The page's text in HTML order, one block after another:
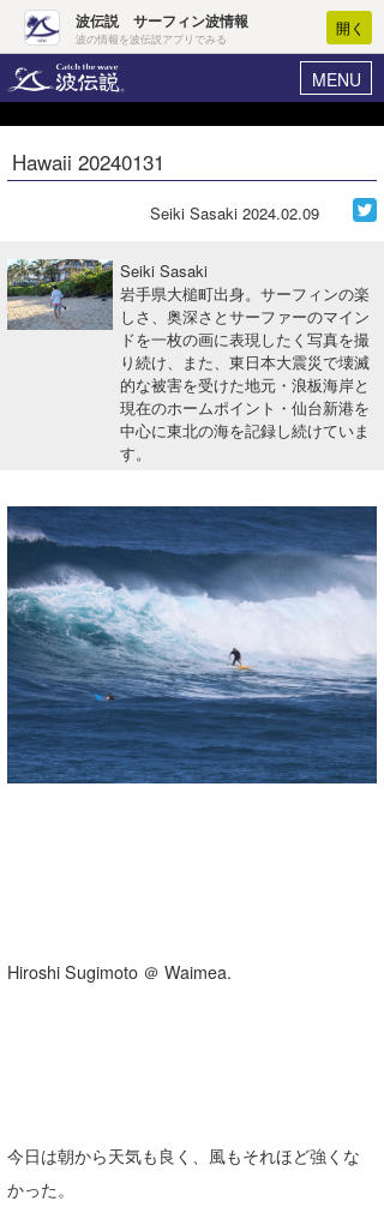
波伝説 サーフィン波情報
波の情報を波伝説アプリでみる
開く
MENU
ヘルプ マイホーム
ログイン
波情報･概況
WAVE HUNTER波予想ツール
サーフィンエリアガイド
会員メニュー
今月のプレゼント
Hawaii 20240131
Seiki Sasaki 2024.02.09
Seiki Sasaki
岩手県大槌町出身。サーフィンの楽
しさ、奥深さとサーファーのマイン
ドを一枚の画に表現したく写真を撮
り続け、また、東日本大震災で壊滅
的な被害を受けた地元・浪板海岸と
現在のホームポイント・仙台新港を
中心に東北の海を記録し続けていま
す。
Hiroshi Sugimoto ＠ Waimea.
今日は朝から天気も良く、風もそれほど強くな
かった。
Core Surf Japan
ファッション/グッズ
アート＆エンタメ
ショップ情報
ショップ情報
湘南
千葉北
伊豆
千葉南
大阪
ウラナミ
お知らせ
その他
ルール＆How to
VOTE!
サーファーズ
Naoya Kimoto
mitsuteru Kamio
メディア
SURFMEDIA
波伝説アンバサダー/プロライダー